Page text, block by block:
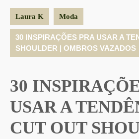
Laura K Moda
30 INSPIRAÇÕES PRA USAR A
SHOULDER | OMBROS VAZADOS
30
USAR A
CUT OUT